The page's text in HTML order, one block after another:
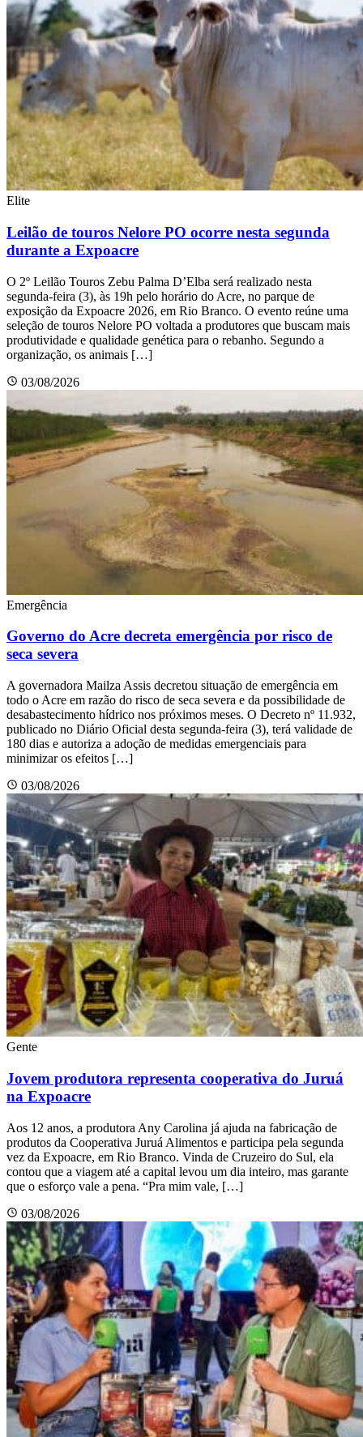
Elite
Leilão de touros Nelore PO ocorre nesta segunda
durante a Expoacre
O 2º Leilão Touros Zebu Palma D’Elba será realizado nesta
segunda-feira (3), às 19h pelo horário do Acre, no parque de
exposição da Expoacre 2026, em Rio Branco. O evento reúne uma
seleção de touros Nelore PO voltada a produtores que buscam mais
produtividade e qualidade genética para o rebanho. Segundo a
organização, os animais […]
03/08/2026
Emergência
Governo do Acre decreta emergência por risco de
seca severa
A governadora Mailza Assis decretou situação de emergência em
todo o Acre em razão do risco de seca severa e da possibilidade de
desabastecimento hídrico nos próximos meses. O Decreto nº 11.932,
publicado no Diário Oficial desta segunda-feira (3), terá validade de
180 dias e autoriza a adoção de medidas emergenciais para
minimizar os efeitos […]
03/08/2026
Gente
Jovem produtora representa cooperativa do Juruá
na Expoacre
Aos 12 anos, a produtora Any Carolina já ajuda na fabricação de
produtos da Cooperativa Juruá Alimentos e participa pela segunda
vez da Expoacre, em Rio Branco. Vinda de Cruzeiro do Sul, ela
contou que a viagem até a capital levou um dia inteiro, mas garante
que o esforço vale a pena. “Pra mim vale, […]
03/08/2026